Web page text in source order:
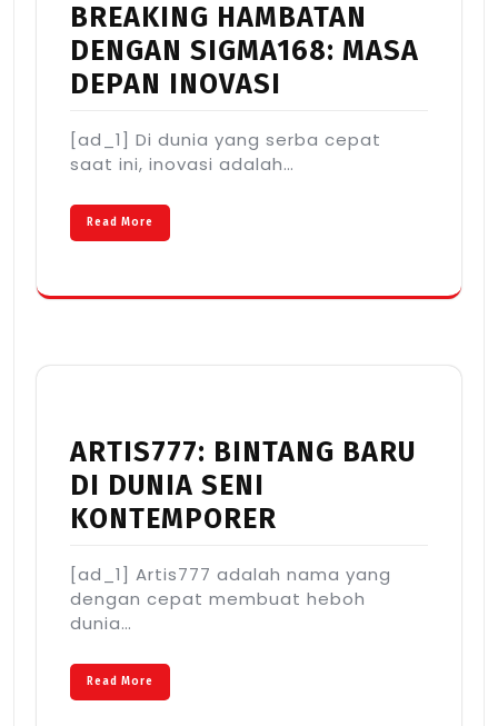
BREAKING HAMBATAN
DENGAN SIGMA168: MASA
DEPAN INOVASI
[ad_1] Di dunia yang serba cepat
saat ini, inovasi adalah…
Read More
ARTIS777: BINTANG BARU
DI DUNIA SENI
KONTEMPORER
[ad_1] Artis777 adalah nama yang
dengan cepat membuat heboh
dunia…
Read More